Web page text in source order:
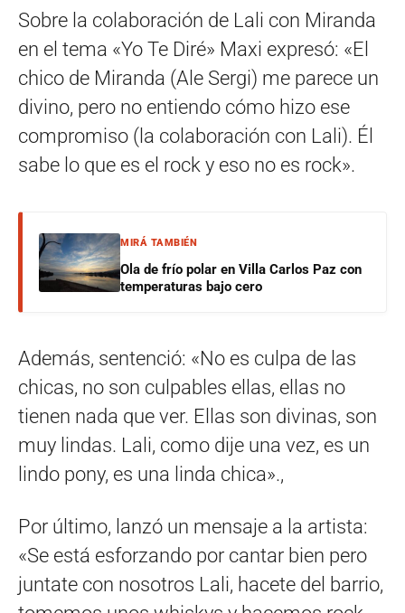
Sobre la colaboración de Lali con Miranda
en el tema «Yo Te Diré» Maxi expresó: «El
chico de Miranda (Ale Sergi) me parece un
divino, pero no entiendo cómo hizo ese
compromiso (la colaboración con Lali). Él
sabe lo que es el rock y eso no es rock».
MIRÁ TAMBIÉN
Ola de frío polar en Villa Carlos Paz con
temperaturas bajo cero
Además, sentenció: «No es culpa de las
chicas, no son culpables ellas, ellas no
tienen nada que ver. Ellas son divinas, son
muy lindas. Lali, como dije una vez, es un
lindo pony, es una linda chica».,
Por último, lanzó un mensaje a la artista:
«Se está esforzando por cantar bien pero
juntate con nosotros Lali, hacete del barrio,